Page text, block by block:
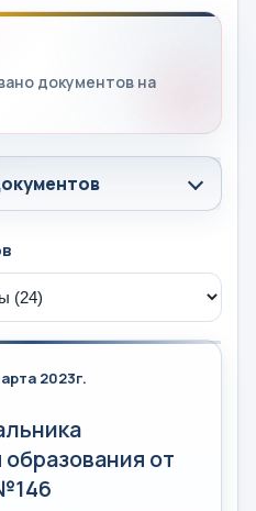
документов на
2023г.
от